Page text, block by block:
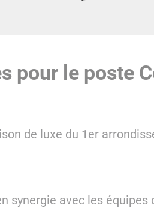
pour le poste
de luxe du 1er
synergie avec les équipes